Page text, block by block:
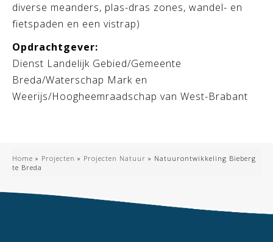
diverse meanders, plas-dras zones, wandel- en
fietspaden en een vistrap)
Opdrachtgever:
Dienst Landelijk Gebied/Gemeente
Breda/Waterschap Mark en
Weerijs/Hoogheemraadschap van West-Brabant
Home » Projecten » Projecten Natuur » Natuurontwikkeling Bieberg
te Breda